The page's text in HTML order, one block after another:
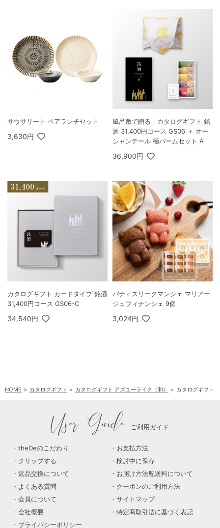
サウサリート ペアランチセット
3,630円
風呂敷で贈る｜カタログギフト 銘
酒 31,400円コース GS06 ＋ オー
シャンテール 極バームセット A
36,900円
カタログギフト カードタイプ 銘酒
31,400円コース GS06-C
34,540円
パティスリークマンシェ マリアー
ジュフィナンシェ 9個
3,024円
HOME カタログギフト カタログギフト アズユーライク（和） カタログギフト
User Guide ご利用ガイド
theDeのこだわり
お支払方法
クリップする
検討中に保存
返品交換について
お届け方法配送料について
よくある質問
クーポンのご利用方法
会員について
サイトマップ
会社概要
特定商取引法に基づく表記
プライバシーポリシー